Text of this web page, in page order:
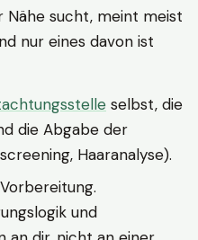
Nähe sucht, meint meist
nur eines davon ist
selbst, die
die Abgabe der
Haaranalyse).
und